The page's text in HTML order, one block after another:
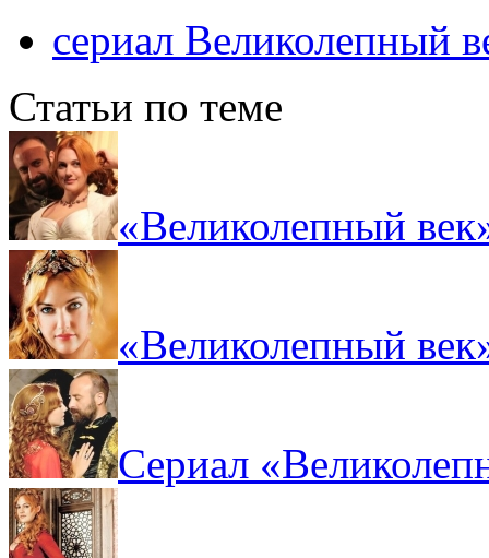
сериал Великолепный
Статьи по теме
«Великолепный
«Великолепный
Сериал